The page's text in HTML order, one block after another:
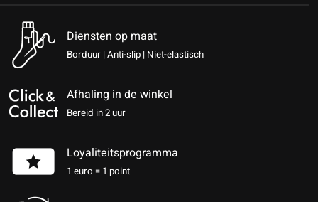
Diensten op maat
Borduur | Anti-slip | Niet-elastisch
Afhaling in de winkel
Bereid in 2 uur
Loyaliteitsprogramma
1 euro = 1 point